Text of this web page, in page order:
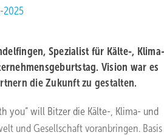
2025
Spezialist für Kälte-,
Vision war es
die Zukunft zu gestalten.
you“ will Bitzer die Kälte-, Klima- und
und Gesellschaft voranbringen.